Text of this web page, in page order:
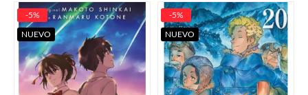
-5%
NUEVO
-5%
NUEVO